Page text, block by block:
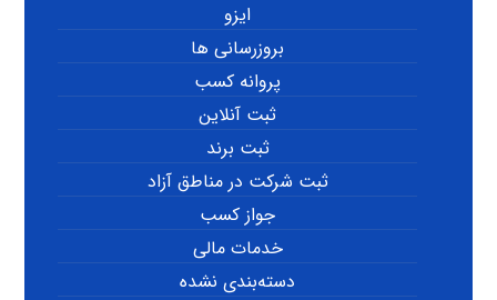
ایزو
بروزرسانی ها
پروانه کسب
ثبت آنلاین
ثبت برند
ثبت شرکت در مناطق آزاد
جواز کسب
خدمات مالی
دسته‌بندی نشده